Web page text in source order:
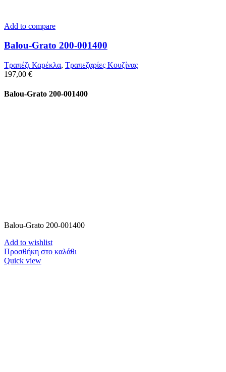
Add to compare
Balou-Grato 200-001400
Τραπέζι Καρέκλα, Τραπεζαρίες Κουζίνας
197,00 €
Balou-Grato 200-001400
Balou-Grato 200-001400
Add to wishlist
Προσθήκη στο καλάθι
Quick view